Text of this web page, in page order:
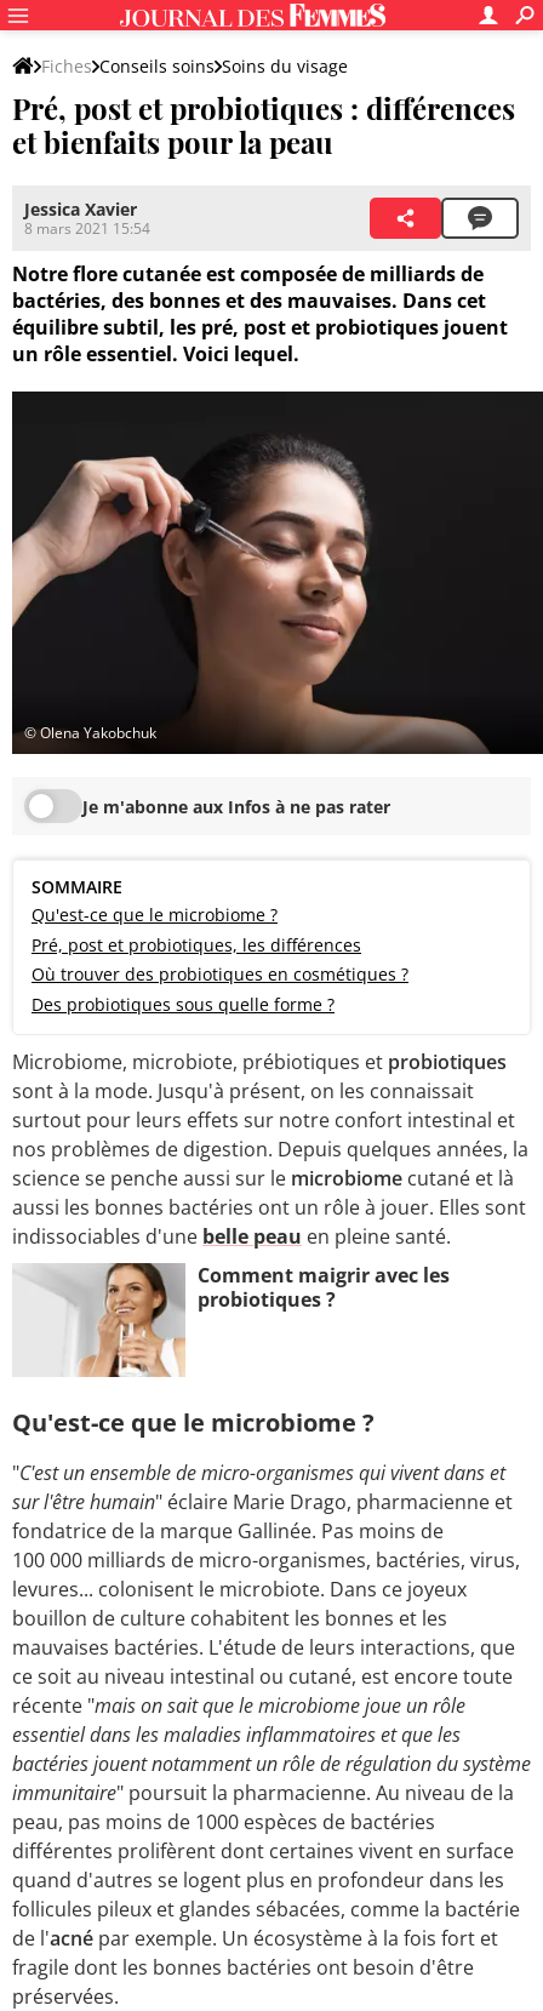
Fiches Conseils soins Soins du visage
Techniques et conseils pour la peau Conseils belle peau
Pré, post et probiotiques : différences
et bienfaits pour la peau
Jessica Xavier
8 mars 2021 15:54
Notre flore cutanée est composée de milliards de
bactéries, des bonnes et des mauvaises. Dans cet
équilibre subtil, les pré, post et probiotiques jouent
un rôle essentiel. Voici lequel.
© Olena Yakobchuk
Je m'abonne aux Infos à ne pas rater
SOMMAIRE
Qu'est-ce que le microbiome ?
Pré, post et probiotiques, les différences
Où trouver des probiotiques en cosmétiques ?
Des probiotiques sous quelle forme ?
Microbiome, microbiote, prébiotiques et probiotiques
sont à la mode. Jusqu'à présent, on les connaissait
surtout pour leurs effets sur notre confort intestinal et
nos problèmes de digestion. Depuis quelques années, la
science se penche aussi sur le microbiome cutané et là
aussi les bonnes bactéries ont un rôle à jouer. Elles sont
indissociables d'une belle peau en pleine santé.
Comment maigrir avec les
probiotiques ?
Qu'est-ce que le microbiome ?
"C'est un ensemble de micro-organismes qui vivent dans et
sur l'être humain" éclaire Marie Drago, pharmacienne et
fondatrice de la marque Gallinée. Pas moins de
100 000 milliards de micro-organismes, bactéries, virus,
levures... colonisent le microbiote. Dans ce joyeux
bouillon de culture cohabitent les bonnes et les
mauvaises bactéries. L'étude de leurs interactions, que
ce soit au niveau intestinal ou cutané, est encore toute
récente "mais on sait que le microbiome joue un rôle
essentiel dans les maladies inflammatoires et que les
bactéries jouent notamment un rôle de régulation du système
immunitaire" poursuit la pharmacienne. Au niveau de la
peau, pas moins de 1000 espèces de bactéries
différentes prolifèrent dont certaines vivent en surface
quand d'autres se logent plus en profondeur dans les
follicules pileux et glandes sébacées, comme la bactérie
de l'acné par exemple. Un écosystème à la fois fort et
fragile dont les bonnes bactéries ont besoin d'être
préservées.